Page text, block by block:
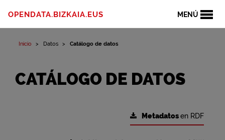
MENÚ
OPENDATA.BIZKAIA.EUS
Inicio Datos Catálogo de datos
CATÁLOGO DE DATOS
Metadatosen RDF